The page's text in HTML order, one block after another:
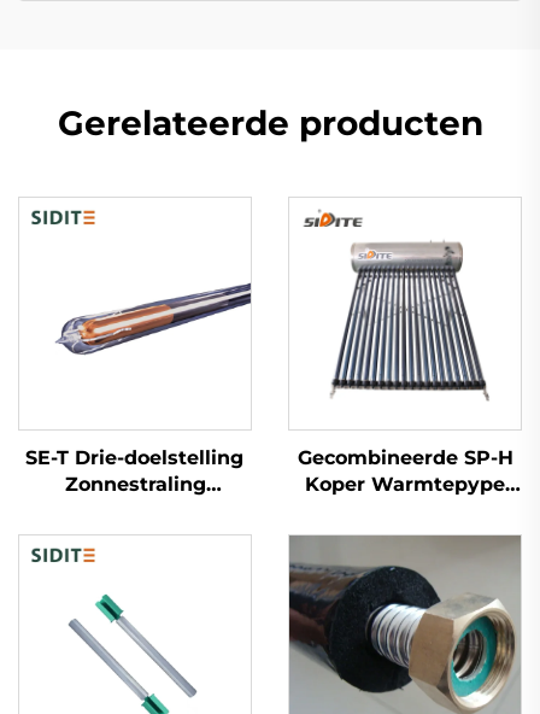
Gerelateerde producten
SE-T Drie-doelstelling
Zonnestraling
Hoog-efficiënte Zonne-
thermische Systemen
voor Waterkokers met
Technologie van de
Universiteit van
Qinghua
Gecombineerde SP-H
Koper Warmtepype
Intelligent
Vriesbestendige
Controller Directe
Verbinding Hotel
Freestanding